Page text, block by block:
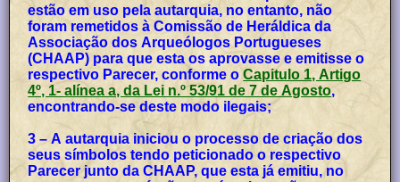
estão em uso pela autarquia, no entanto, não
foram remetidos à Comissão de Heráldica da
Associação dos Arqueólogos Portugueses
(CHAAP) para que esta os aprovasse e emitisse o
respectivo Parecer, conforme oCapitulo 1, Artigo
4º, 1- alínea a, da Lei n.º 53/91 de 7 de Agosto,
encontrando-se deste modo ilegais;
3 – A autarquia iniciou o processo de criação dos
seus símbolos tendo peticionado o respectivo
Parecer junto da CHAAP, que esta já emitiu, no